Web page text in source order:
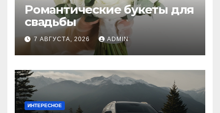
Романтические букеты для
свадьбы
7 АВГУСТА, 2026 ADMIN
ИНТЕРЕСНОЕ